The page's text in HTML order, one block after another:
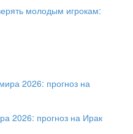
молодым игрокам:
2026: прогноз на Ирак